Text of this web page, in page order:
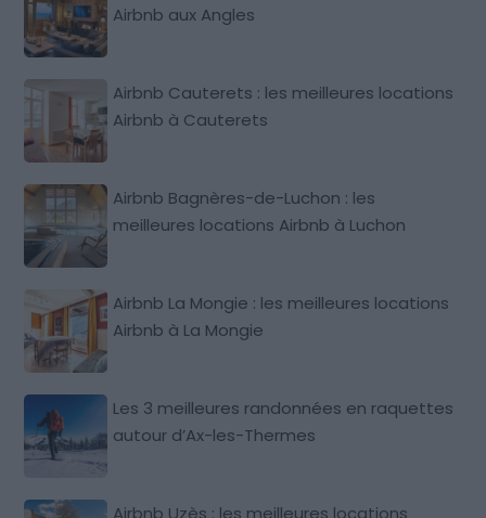
Airbnb aux Angles
Airbnb Cauterets : les meilleures locations
Airbnb à Cauterets
Airbnb Bagnères-de-Luchon : les
meilleures locations Airbnb à Luchon
Airbnb La Mongie : les meilleures locations
Airbnb à La Mongie
Les 3 meilleures randonnées en raquettes
autour d’Ax-les-Thermes
Airbnb Uzès : les meilleures locations